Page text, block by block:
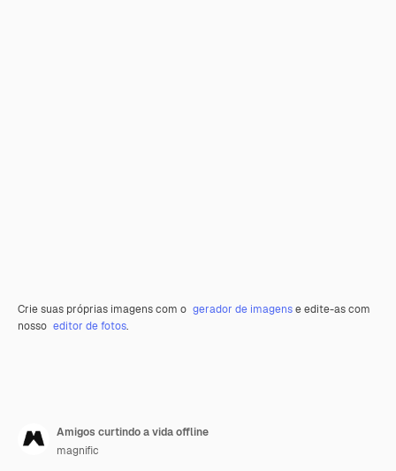
Crie suas próprias imagens com o gerador de imagense edite-as com
nosso editor de fotos.
Amigos curtindo a vida offline
magnific